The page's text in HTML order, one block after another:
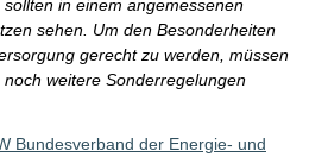
in einem angemessenen
sehen. Um den Besonderheiten
gerecht zu werden, müssen
weitere Sonderregelungen
Bundesverband der Energie- und